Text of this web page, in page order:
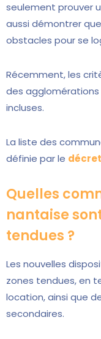
seulement prouver
aussi démontrer
obstacles pour se
Récemment, les
des
incluses.
La liste des
définie par le décret
Quelles
nantaise
tendues ?
Les nouvelles
zones tendues, en
location, ainsi que
secondaires.